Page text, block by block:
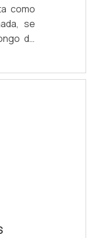
como
se
do
ao
t.